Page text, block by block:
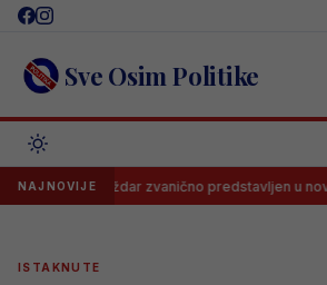
Skip
content Sve Osim Politike
NAJNOVIJE
Baždar zvanično predstavljen u novom klubu
ISTAKNUTE